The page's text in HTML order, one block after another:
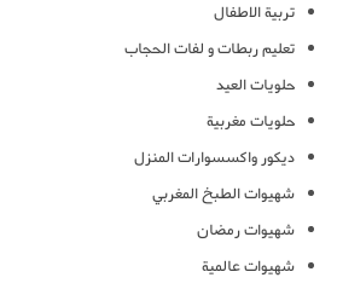
تربية الاطفال
تعليم ربطات و لفات الحجاب
حلويات العيد
حلويات مغربية
ديكور واكسسوارات المنزل
شهيوات الطبخ المغربي
شهيوات رمضان
شهيوات عالمية